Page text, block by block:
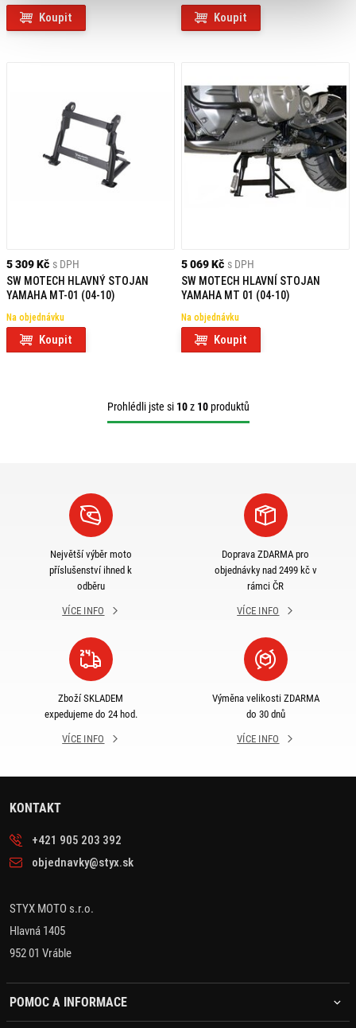
Koupit Koupit
5 309 Kč s DPH
SW MOTECH HLAVNÝ STOJAN
YAMAHA MT-01 (04-10)
Na objednávku
Koupit
5 069 Kč s DPH
SW MOTECH HLAVNÍ STOJAN
YAMAHA MT 01 (04-10)
Na objednávku
Koupit
Prohlédli jste si 10z 10produktů
Největší výběr moto
příslušenství ihned k
odběru
VÍCE INFO
Doprava ZDARMA pro
objednávky nad 2499 kč v
rámci ČR
VÍCE INFO
Zboží SKLADEM
expedujeme do 24 hod.
VÍCE INFO
Výměna velikosti ZDARMA
do 30 dnů
VÍCE INFO
KONTAKT
+421 905 203 392
objednavky@styx.sk
STYX MOTO s.r.o.
Hlavná 1405
952 01 Vráble
POMOC A INFORMACE